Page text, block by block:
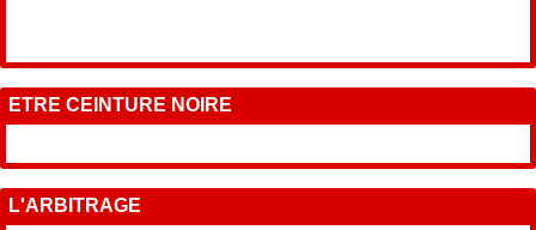
ETRE CEINTURE NOIRE
L'ARBITRAGE